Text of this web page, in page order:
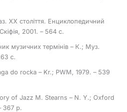
ХХ століття. Енциклопедичний
2001. – 564 с.
музичних термінів – К.; Муз.
с.
do rocka – Kr.; PWM, 1979. – 539
of Jazz M. Stearns – N. Y.; Oxford
367 p.